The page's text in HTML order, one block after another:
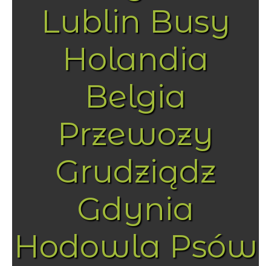
Lublin Busy
Holandia
Belgia
Przewozy
Grudziądz
Gdynia
Hodowla Psów